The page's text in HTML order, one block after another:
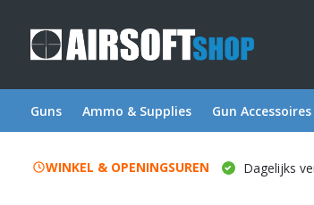
Guns Ammo & Supplies Gun Accessoires
WINKEL & OPENINGSUREN Dagelijks